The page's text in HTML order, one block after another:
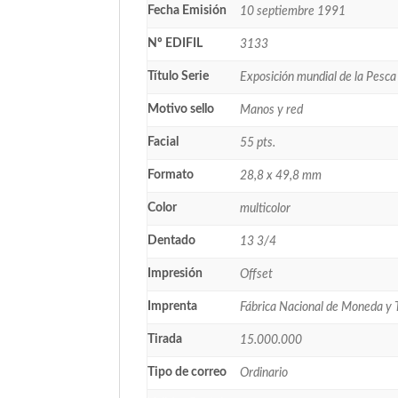
Fecha Emisión 10 septiembre 1991
Nº EDIFIL 3133
Título Serie Exposición mundial de la Pesca
Motivo sello Manos y red
Facial 55 pts.
Formato 28,8 x 49,8 mm
Color multicolor
Dentado 13 3/4
Impresión Offset
Imprenta Fábrica Nacional de Moneda y
Tirada 15.000.000
Tipo de correo Ordinario